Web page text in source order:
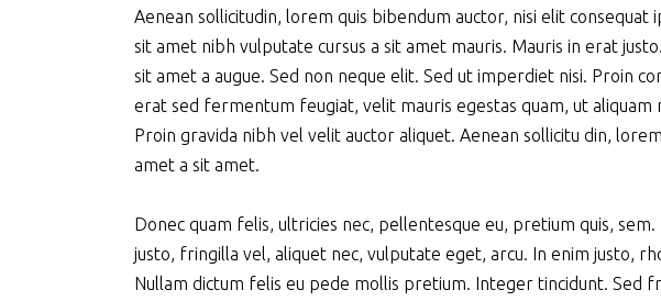
Aenean sollicitudin, lorem quis bibendum auctor, nisi elit consequat
sit amet nibh vulputate cursus a sit amet mauris. Mauris in erat
sit amet a augue. Sed non neque elit. Sed ut imperdiet nisi. Proin
erat sed fermentum feugiat, velit mauris egestas quam, ut aliquam
Proin gravida nibh vel velit auctor aliquet. Aenean sollicitu din,
amet a sit amet.
Donec quam felis, ultricies nec, pellentesque eu, pretium quis,
justo, fringilla vel, aliquet nec, vulputate eget, arcu. In enim justo,
Nullam dictum felis eu pede mollis pretium. Integer tincidunt. Sed